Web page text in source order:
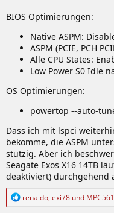
BIOS Optimierungen:
Native ASPM:
ASPM (PCIE, PCH
Alle CPU States:
Low Power S0 Idle
OS Optimierungen:
powertop --auto-
Dass ich mit lspci
bekomme, die ASPM
stutzig. Aber ich
Seagate Exos X16 14TB
deaktiviert) durchgehend
R
renaldo, exi78 und MPC561